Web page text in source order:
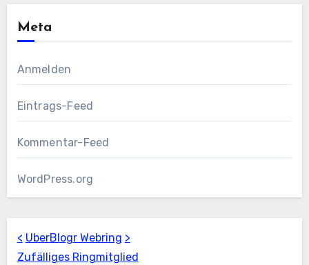
Meta
Anmelden
Eintrags-Feed
Kommentar-Feed
WordPress.org
< UberBlogr Webring >
Zufälliges Ringmitglied